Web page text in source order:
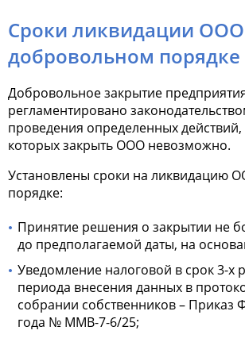
Сроки ликвидации
добровольном порядке
Добровольное закрытие
регламентировано
проведения определенных
которых закрыть ООО невозможно.
Установлены сроки на ликвидацию
порядке:
Принятие решения о закрытии не
до предполагаемой даты, на
Уведомление налоговой в срок 3-х
периода внесения данных в
собрании собственников – Приказ
года № ММВ-7-6/25;